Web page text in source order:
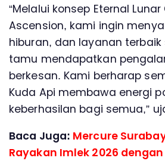
“Melalui konsep Eternal
Ascension, kami ingin
hiburan, dan layanan
tamu mendapatkan
berkesan. Kami berharap
Kuda Api membawa energi
keberhasilan bagi semua,”
Baca Juga: Mercure
Rayakan Imlek 2026